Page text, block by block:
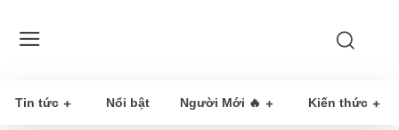
Tin tức Nổi bật Người Mới 🔥 Kiến thức